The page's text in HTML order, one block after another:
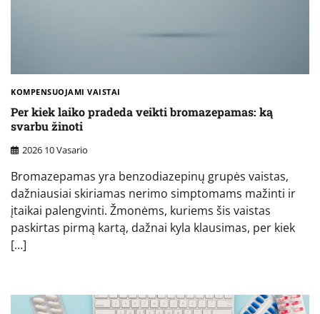
KOMPENSUOJAMI VAISTAI
Per kiek laiko pradeda veikti bromazepamas: ką
svarbu žinoti
2026 10 Vasario
Bromazepamas yra benzodiazepinų grupės vaistas,
dažniausiai skiriamas nerimo simptomams mažinti ir
įtai­kai palengvinti. Žmonėms, kuriems šis vaistas
paskirtas pirmą kartą, dažnai kyla klausimas, per kiek
[…]